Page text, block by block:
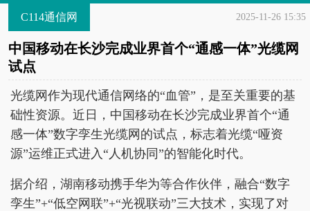
C114通信网 2025-11-26 15:35
中国移动在长沙完成业界首个“通感一体”光缆网
试点
光缆网作为现代通信网络的“血管”，是至关重要的基
础性资源。近日，中国移动在长沙完成业界首个“通
感一体”数字孪生光缆网的试点，标志着光缆“哑资
源”运维正式进入“人机协同”的智能化时代。
据介绍，湖南移动携手华为等合作伙伴，融合“数字
孪生”+“低空网联”+“光视联动”三大技术，实现了对